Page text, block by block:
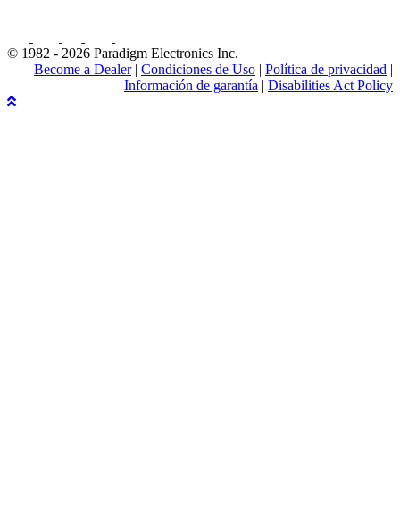
© 1982 - 2026 Paradigm Electronics Inc.
Become a Dealer| Condiciones de Uso | Política de privacidad |
Información de garantía | Disabilities Act Policy